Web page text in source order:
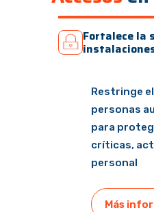
Fortalece la
Restringe
personas
para
críticas,
personal
Más